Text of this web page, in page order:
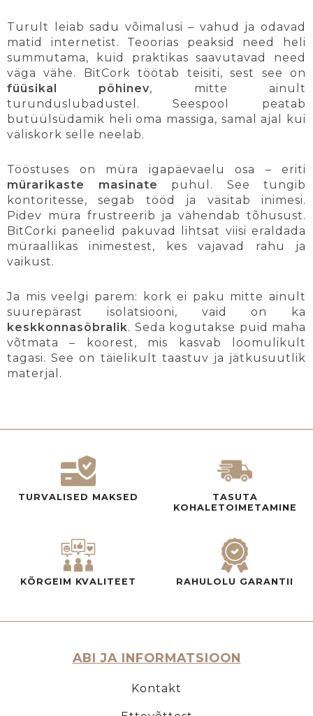
Turult leiab sadu võimalusi – vahud ja odavad
matid internetist. Teoorias peaksid need heli
summutama, kuid praktikas saavutavad need
väga vähe. BitCork töötab teisiti, sest see on
füüsikal põhinev, mitte ainult
turunduslubadustel. Seespool peatab
butüülsüdamik heli oma massiga, samal ajal kui
väliskork selle neelab.
Tööstuses on müra igapäevaelu osa – eriti
mürarikaste masinate puhul. See tungib
kontoritesse, segab tööd ja väsitab inimesi.
Pidev müra frustreerib ja vähendab tõhusust.
BitCorki paneelid pakuvad lihtsat viisi eraldada
müraallikas inimestest, kes vajavad rahu ja
vaikust.
Ja mis veelgi parem: kork ei paku mitte ainult
suurepärast isolatsiooni, vaid on ka
keskkonnasõbralik. Seda kogutakse puid maha
võtmata – koorest, mis kasvab loomulikult
tagasi. See on täielikult taastuv ja jätkusuutlik
materjal.
TURVALISED MAKSED
TASUTA
KOHALETOIMETAMINE
KÕRGEIM KVALITEET RAHULOLU GARANTII
ABI JA INFORMATSIOON
Kontakt